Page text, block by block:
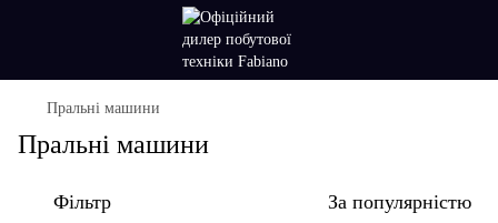
Пральні машини
Пральні машини
Фільтр За популярністю